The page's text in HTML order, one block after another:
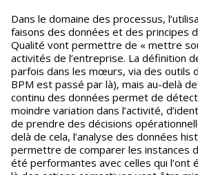
Dans le domaine des processus,
faisons des données et des principes
Qualité vont permettre de « mettre
activités de l’entreprise. La définition
parfois dans les mœurs, via des outils
BPM est passé par là), mais au-delà
continu des données permet de
moindre variation dans l’activité,
de prendre des décisions
delà de cela, l’analyse des données
permettre de comparer les instances
été performantes avec celles qui l’ont